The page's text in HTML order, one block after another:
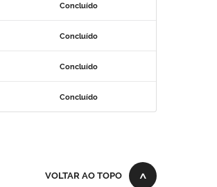
Concluído
Concluído
Concluído
Concluído
VOLTAR AO TOPO